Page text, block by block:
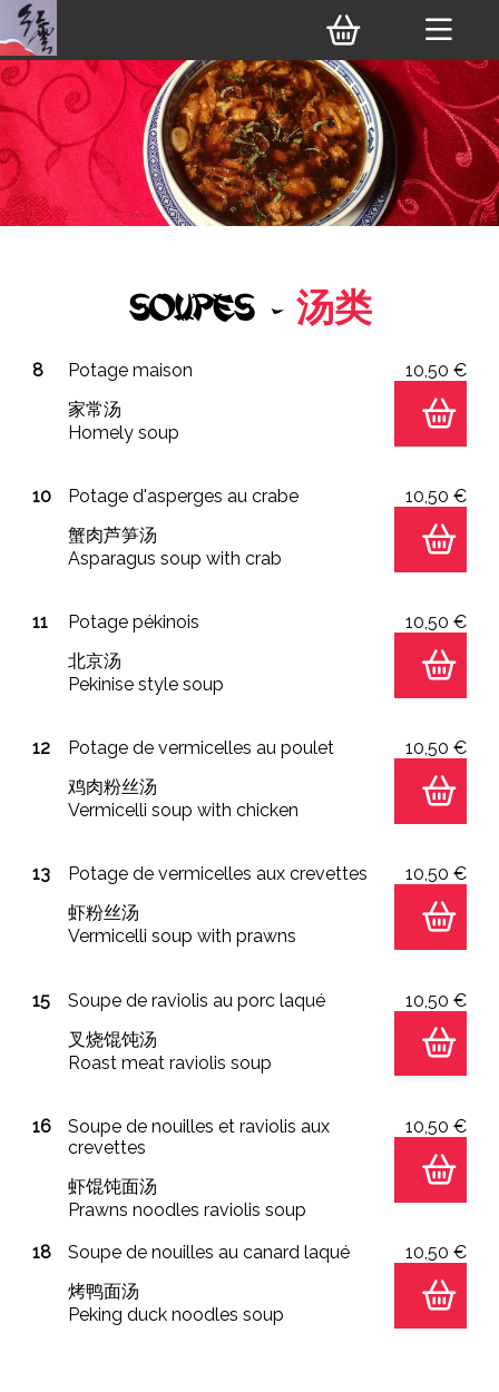
Soupes - 汤类
8
Potage maison
家常汤
Homely soup
10,50 €
10
Potage d'asperges au crabe
蟹肉芦笋汤
Asparagus soup with crab
10,50 €
11
Potage pékinois
北京汤
Pekinise style soup
10,50 €
12
Potage de vermicelles au poulet
鸡肉粉丝汤
Vermicelli soup with chicken
10,50 €
13
Potage de vermicelles aux crevettes
虾粉丝汤
Vermicelli soup with prawns
10,50 €
15
Soupe de raviolis au porc laqué
叉烧馄饨汤
Roast meat raviolis soup
10,50 €
16
Soupe de nouilles et raviolis aux
crevettes
虾馄饨面汤
Prawns noodles raviolis soup
10,50 €
18
Soupe de nouilles au canard laqué
烤鸭面汤
Peking duck noodles soup
10,50 €